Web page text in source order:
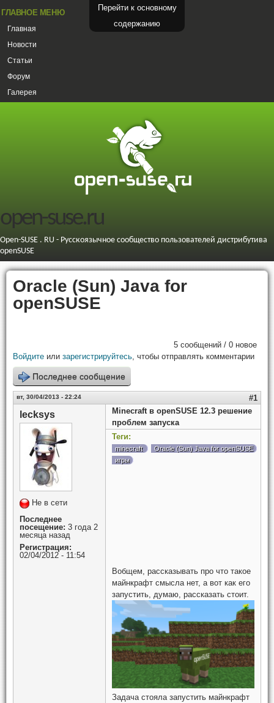
Перейти к основному
содержанию
ГЛАВНОЕ МЕНЮ
Главная
Новости
Статьи
Форум
Галерея
open-suse.ru
Open-SUSE . RU - Русскоязычное сообщество пользователей дистрибутива
openSUSE
Oracle (Sun) Java for
openSUSE
5 сообщений / 0 новое
Войдите или зарегистрируйтесь, чтобы отправлять комментарии
Последнее сообщение
вт, 30/04/2013 - 22:24 #1
lecksys
Не в сети
Последнее
посещение: 3 года 2
месяца назад
Регистрация:
02/04/2012 - 11:54
Minecraft в openSUSE 12.3 решение
проблем запуска
Теги:
minecraft
Oracle (Sun) Java for openSUSE
игры
Вобщем, рассказывать про что такое
майнкрафт смысла нет, а вот как его
запустить, думаю, рассказать стоит.
Задача стояла запустить майнкрафт